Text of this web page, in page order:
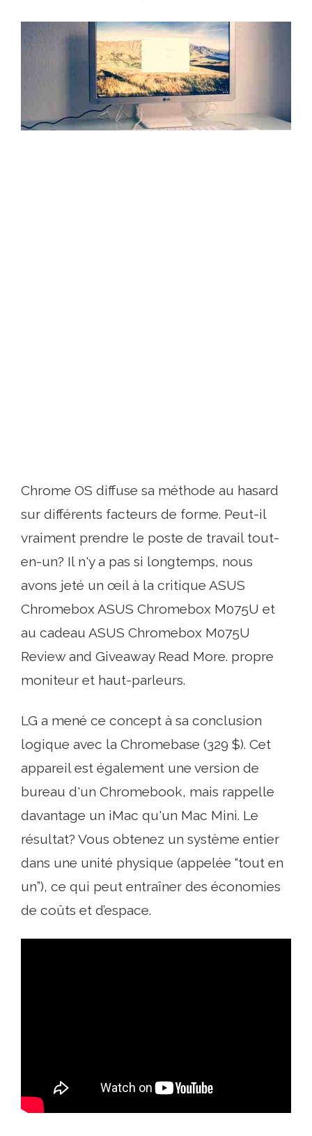
Chrome OS diffuse sa méthode au hasard
sur différents facteurs de forme. Peut-il
vraiment prendre le poste de travail tout-
en-un? Il n'y a pas si longtemps, nous
avons jeté un œil à la critique ASUS
Chromebox ASUS Chromebox M075U et
au cadeau ASUS Chromebox M075U
Review and Giveaway Read More. propre
moniteur et haut-parleurs.
LG a mené ce concept à sa conclusion
logique avec la Chromebase (329 $). Cet
appareil est également une version de
bureau d'un Chromebook, mais rappelle
davantage un iMac qu'un Mac Mini. Le
résultat? Vous obtenez un système entier
dans une unité physique (appelée “tout en
un”), ce qui peut entraîner des économies
de coûts et d’espace.